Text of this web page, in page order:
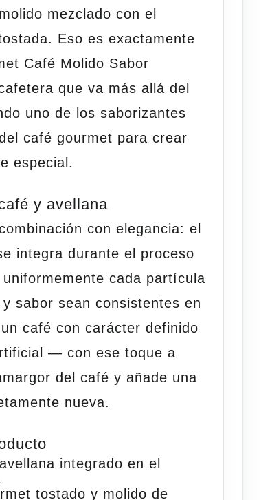
mezclado con el
Eso es exactamente
Café Molido Sabor
que va más allá del
uno de los saborizantes
café gourmet para crear
especial .
y avellana
con elegancia: el
integra durante el proceso
cada partícula
sabor sean consistentes en
café con carácter definido
— con ese toque a
del café y añade una
nueva.
integrado en el
tostado y molido de